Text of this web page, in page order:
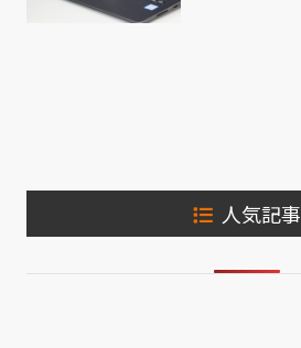
人気記事